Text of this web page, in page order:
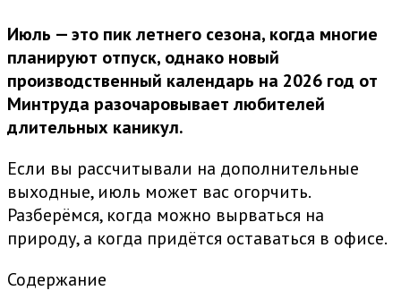
Июль — это пик летнего сезона, когда многие
планируют отпуск, однако новый
производственный календарь на 2026 год от
Минтруда разочаровывает любителей
длительных каникул.
Если вы рассчитывали на дополнительные
выходные, июль может вас огорчить.
Разберёмся, когда можно вырваться на
природу, а когда придётся оставаться в офисе.
Содержание